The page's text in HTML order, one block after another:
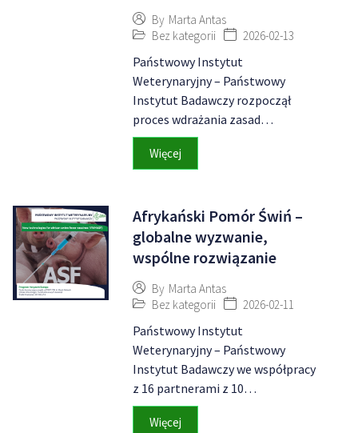
By Marta Antas
Bez kategorii
2026-02-13
Państwowy Instytut
Weterynaryjny – Państwowy
Instytut Badawczy rozpoczął
proces wdrażania zasad…
Więcej
Afrykański Pomór Świń –
globalne wyzwanie,
wspólne rozwiązanie
By Marta Antas
Bez kategorii
2026-02-11
Państwowy Instytut
Weterynaryjny – Państwowy
Instytut Badawczy we współpracy
z 16 partnerami z 10…
Więcej